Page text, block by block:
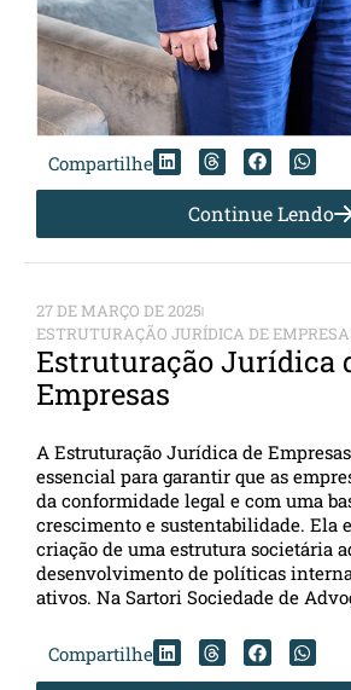
Compartilhe
Continue Lendo
27 DE MARÇO DE 2025
ESTRUTURAÇÃO JURÍDICA DE
Estruturação Jurídica
Empresas
A Estruturação Jurídica de
essencial para garantir que as
da conformidade legal e com uma
crescimento e sustentabilidade. Ela
criação de uma estrutura societária
desenvolvimento de políticas
ativos. Na Sartori Sociedade de
Compartilhe